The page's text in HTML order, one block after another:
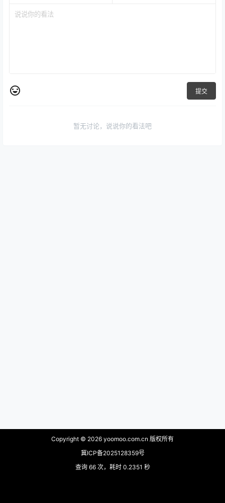
提交
暂无讨论，说说你的看法吧
Copyright © 2026 yoomoo.com.cn 版权所有
冀ICP备2025128359号
查询 66 次，耗时 0.2351 秒